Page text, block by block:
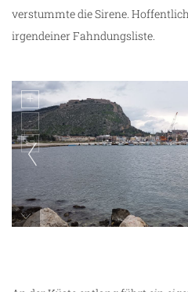
verstummte die Sirene.
irgendeiner Fahndungsliste.